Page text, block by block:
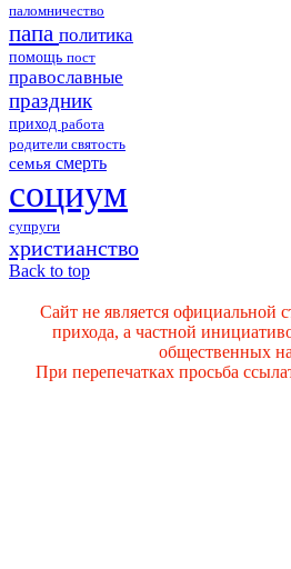
паломничество
папа политика
помощь пост
православные
праздник
приход работа
родители святость
семья смерть
социум
супруги
христианство
Back to top
Сайт не является официальной
прихода, а частной
общественных
При перепечатках просьба